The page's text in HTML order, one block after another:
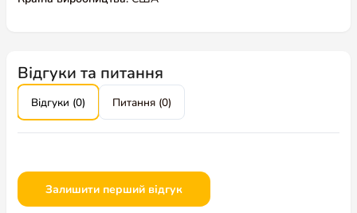
Відгуки та питання
Відгуки (0) Питання (0)
Залишити перший відгук